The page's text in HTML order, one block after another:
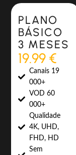
Most Popular
PLANO
BÁSICO
3 MESES
19.99 €
Canais 19
000+
VOD 60
000+
Qualidade
4K, UHD,
FHD, HD
Sem